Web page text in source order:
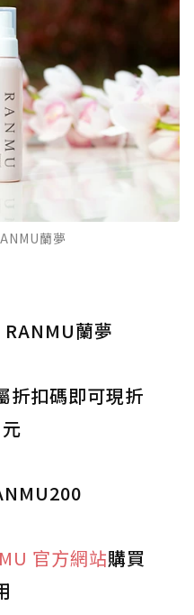
蘭夢
蘭夢
折扣碼即可現折
官方網站購買